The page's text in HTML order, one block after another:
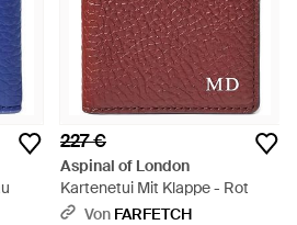
227 €
Aspinal of London
Kartenetui Mit Klappe - Rot
Von FARFETCH